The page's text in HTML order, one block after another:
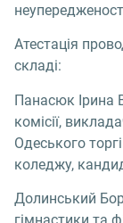
Атестація
складі:
Панасюк Ірина
комісії,
Одеського
коледжу,
Долинський